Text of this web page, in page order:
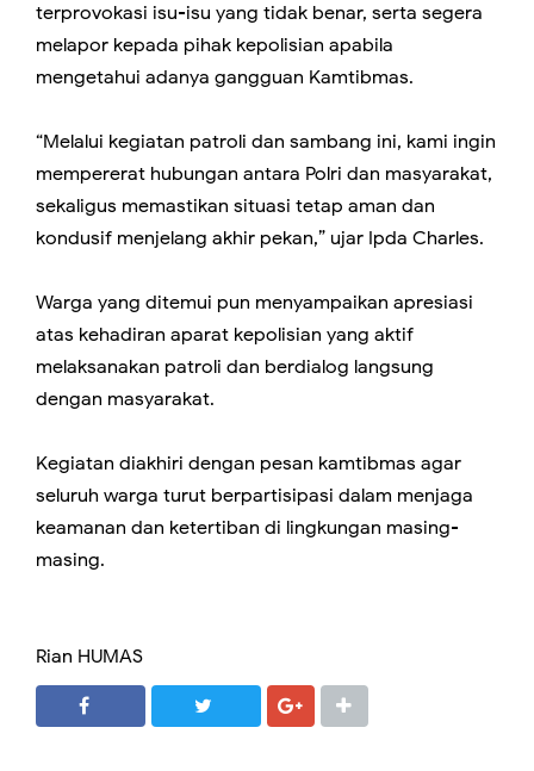
terprovokasi isu-isu yang tidak benar, serta segera
melapor kepada pihak kepolisian apabila
mengetahui adanya gangguan Kamtibmas.
“Melalui kegiatan patroli dan sambang ini, kami ingin
mempererat hubungan antara Polri dan masyarakat,
sekaligus memastikan situasi tetap aman dan
kondusif menjelang akhir pekan,” ujar Ipda Charles.
Warga yang ditemui pun menyampaikan apresiasi
atas kehadiran aparat kepolisian yang aktif
melaksanakan patroli dan berdialog langsung
dengan masyarakat.
Kegiatan diakhiri dengan pesan kamtibmas agar
seluruh warga turut berpartisipasi dalam menjaga
keamanan dan ketertiban di lingkungan masing-
masing.
Rian HUMAS